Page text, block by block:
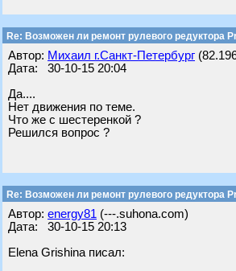
Re: Возможен ли ремонт рулевого редуктора
Автор: Михаил г.Санкт-Петербург
Дата: 30-10-15 20:04
Да....
Нет движения по теме.
Что же с шестеренкой ?
Решился вопрос ?
Re: Возможен ли ремонт рулевого редуктора
Автор: energy81 (---.suhona.com)
Дата: 30-10-15 20:13
Elena Grishina писал: